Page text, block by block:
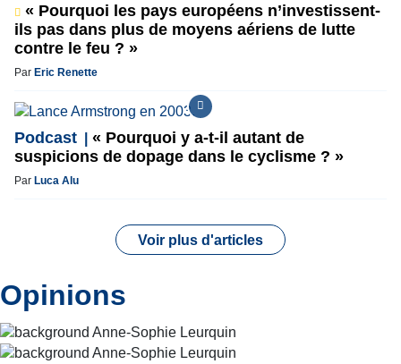
« Pourquoi les pays européens n’investissent-
ils pas dans plus de moyens aériens de lutte
contre le feu ? »
Par Eric Renette
Podcast
« Pourquoi y a-t-il autant de
suspicions de dopage dans le cyclisme ? »
Par Luca Alu
Voir plus d'articles
Opinions